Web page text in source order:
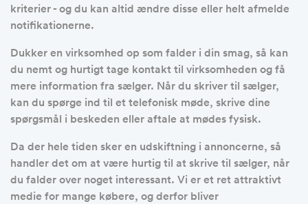
kriterier - og du kan altid ændre disse eller helt afmelde
notifikationerne.
Dukker en virksomhed op som falder i din smag, så kan
du nemt og hurtigt tage kontakt til virksomheden og få
mere information fra sælger. Når du skriver til sælger,
kan du spørge ind til et telefonisk møde, skrive dine
spørgsmål i beskeden eller aftale at mødes fysisk.
Da der hele tiden sker en udskiftning i annoncerne, så
handler det om at være hurtig til at skrive til sælger, når
du falder over noget interessant. Vi er et ret attraktivt
medie for mange købere, og derfor bliver